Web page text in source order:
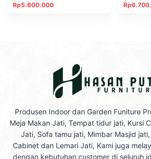
Rp5.600.000 Rp
Produsen Indoor dan Garden Funiture
Meja Makan Jati, Tempat tidur jati, Kursi
Jati, Sofa tamu jati, Mimbar Masjid
Cabinet dan Lemari Jati, Kami juga
dengan kebutuhan customer di seluruh